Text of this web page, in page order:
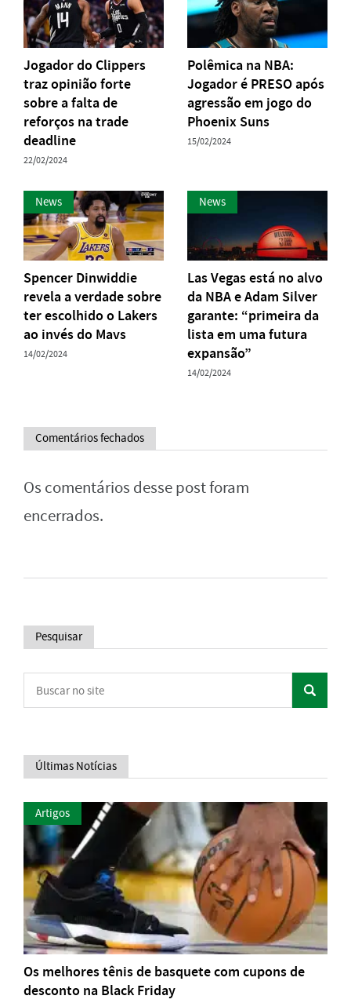
Jogador do Clippers
traz opinião forte
sobre a falta de
reforços na trade
deadline
22/02/2024
Polêmica na NBA:
Jogador é PRESO após
agressão em jogo do
Phoenix Suns
15/02/2024
News
Spencer Dinwiddie
revela a verdade sobre
ter escolhido o Lakers
ao invés do Mavs
14/02/2024
News
Las Vegas está no alvo
da NBA e Adam Silver
garante: “primeira da
lista em uma futura
expansão”
14/02/2024
Comentários fechados
Os comentários desse post foram
encerrados.
Pesquisar
Últimas Notícias
Artigos
Os melhores tênis de basquete com cupons de
desconto na Black Friday